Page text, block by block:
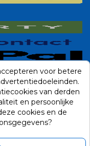
voor betere
van derden
en persoonlijke
cookies en de